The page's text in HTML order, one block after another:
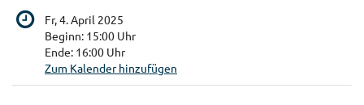
Fr, 4. April 2025
Beginn: 15:00 Uhr
Ende: 16:00 Uhr
Zum Kalender hinzufügen